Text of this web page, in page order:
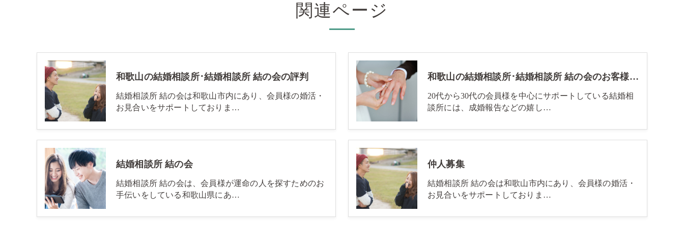
関連ページ
和歌山の結婚相談所･結婚相談所 結の会の評判
結婚相談所 結の会は和歌山市内にあり、会員様の婚活・
お見合いをサポートしておりま…
和歌山の結婚相談所･結婚相談所 結の会のお客様の声
20代から30代の会員様を中心にサポートしている結婚相
談所には、成婚報告などの嬉し…
結婚相談所 結の会
結婚相談所 結の会は、会員様が運命の人を探すためのお
手伝いをしている和歌山県にあ…
仲人募集
結婚相談所 結の会は和歌山市内にあり、会員様の婚活・
お見合いをサポートしておりま…